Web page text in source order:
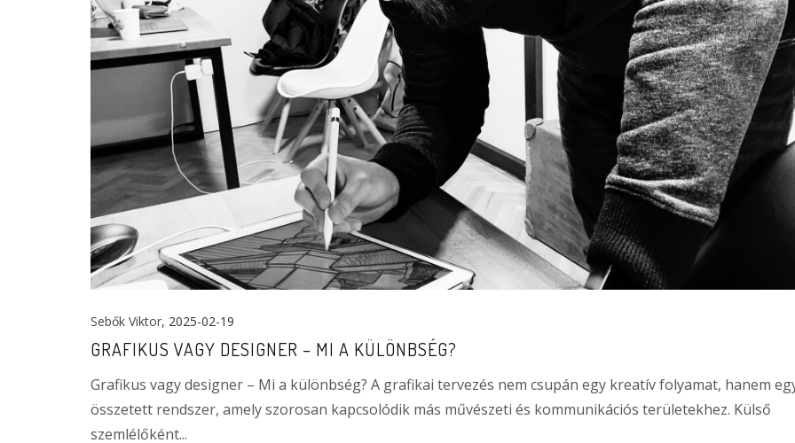
Sebők Viktor, 2025-02-19
GRAFIKUS VAGY DESIGNER – MI A KÜLÖNBSÉG?
Grafikus vagy designer – Mi a különbség? A grafikai tervezés nem csupán egy kreatív folyamat, hanem
összetett rendszer, amely szorosan kapcsolódik más művészeti és kommunikációs területekhez. Külső
szemlélőként...